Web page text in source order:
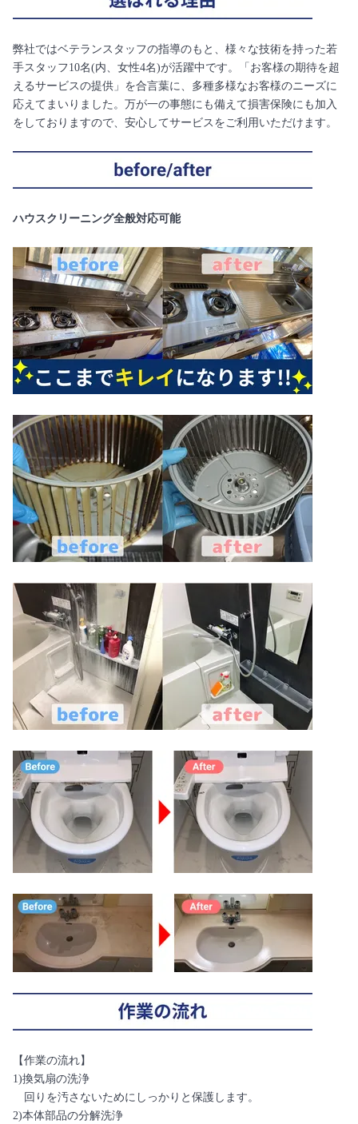
弊社ではベテランスタッフの指導のもと、様々な技術を持った若
手スタッフ10名(内、女性4名)が活躍中です。「お客様の期待を超
えるサービスの提供」を合言葉に、多種多様なお客様のニーズに
応えてまいりました。万が一の事態にも備えて損害保険にも加入
をしておりますので、安心してサービスをご利用いただけます。
ハウスクリーニング全般対応可能
【作業の流れ】
1)換気扇の洗浄
回りを汚さないためにしっかりと保護します。
2)本体部品の分解洗浄